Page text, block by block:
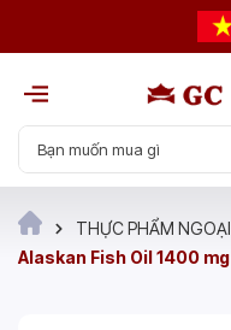
THỰC PHẨM NGOẠI
Alaskan Fish Oil 1400 mg